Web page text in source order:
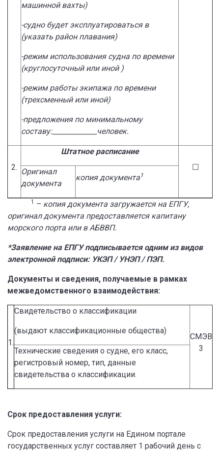
машинной вахты)
-судно будет эксплуатироваться в
(указать район плавания)
-режим использования судна по времени
(круглосуточный или иной )
-режим работы экипажа по времени
(трехсменный или иной)
-предложения по минимальному
составу:_____________человек.
2.
Штатное расписание
☐
Оригинал
документа
копия документа1
1 – копия документа загружается на ЕПГУ,
оригинал документа предоставляется капитану
морского порта или в АБВВП.
*Заявление на ЕПГУ подписывается одним из видов
электронной подписи: УКЭП / УНЭП / ПЭП.
Документы и сведения, получаемые в рамках
межведомственного взаимодействия:
1.
Свидетельство о классификации
(выдают классификационные общества)
СМЭВ
3
Технические сведения о судне, его класс,
регистровый номер, тип, данные
свидетельства о классификации.
Срок предоставления услуги:
Срок предоставления услуги на Едином портале
государственных услуг составляет 1 рабочий день с